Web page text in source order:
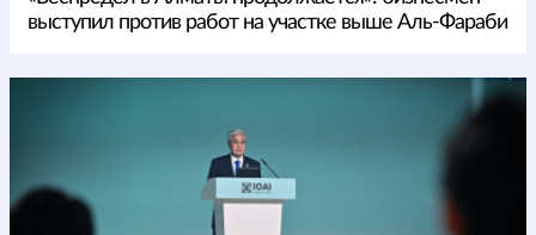
выступил против работ на участке выше Аль-Фараби